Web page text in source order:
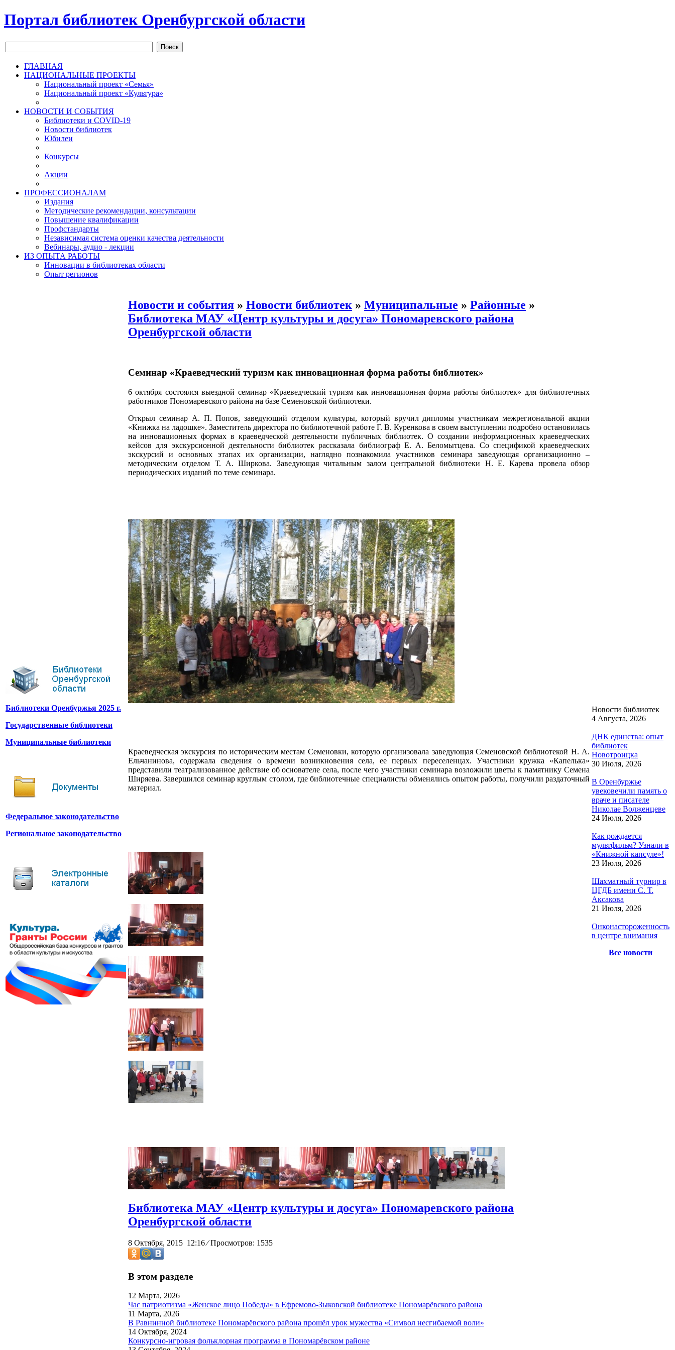
Портал библиотек Оренбургской области
Поиск
ГЛАВНАЯ
НАЦИОНАЛЬНЫЕ ПРОЕКТЫ
Национальный проект «Семья»
Национальный проект «Культура»
НОВОСТИ И СОБЫТИЯ
Библиотеки и COVID-19
Новости библиотек
Юбилеи
Конкурсы
Акции
ПРОФЕССИОНАЛАМ
Издания
Методические рекомендации, консультации
Повышение квалификации
Профстандарты
Независимая система оценки качества деятельности
Вебинары, аудио - лекции
ИЗ ОПЫТА РАБОТЫ
Инновации в библиотеках области
Опыт регионов
Библиотеки Оренбуржья 2025 г.
Государственные библиотеки
Муниципальные библиотеки
Федеральное законодательство
Региональное законодательство
Новости и события » Новости библиотек » Муниципальные » Районные »
Библиотека МАУ «Центр культуры и досуга» Пономаревского района
Оренбургской области
Семинар «Краеведческий туризм как инновационная форма работы библиотек»
6 октября состоялся выездной семинар «Краеведческий туризм как инновационная форма работы библиотек» для библиотечных
работников Пономаревского района на базе Семеновской библиотеки.
Открыл семинар А. П. Попов, заведующий отделом культуры, который вручил дипломы участникам межрегиональной акции
«Книжка на ладошке». Заместитель директора по библиотечной работе Г. В. Куренкова в своем выступлении подробно остановилась
на инновационных формах в краеведческой деятельности публичных библиотек. О создании информационных краеведческих
кейсов для экскурсионной деятельности библиотек рассказала библиограф Е. А. Беломытцева. Со спецификой краеведческих
экскурсий и основных этапах их организации, наглядно познакомила участников семинара заведующая организационно –
методическим отделом Т. А. Ширкова. Заведующая читальным залом центральной библиотеки Н. Е. Карева провела обзор
периодических изданий по теме семинара.
Краеведческая экскурсия по историческим местам Семеновки, которую организовала заведующая Семеновской библиотекой Н. А.
Ельчанинова, содержала сведения о времени возникновения села, ее первых переселенцах. Участники кружка «Капелька»
представили театрализованное действие об основателе села, после чего участники семинара возложили цветы к памятнику Семена
Ширяева. Завершился семинар круглым столом, где библиотечные специалисты обменялись опытом работы, получили раздаточный
материал.
Библиотека МАУ «Центр культуры и досуга» Пономаревского района
Оренбургской области
8 Октября, 2015 12:16⁄Просмотров: 1535
В этом разделе
12 Марта, 2026
Час патриотизма «Женское лицо Победы» в Ефремово-Зыковской библиотеке Пономарёвского района
11 Марта, 2026
В Равнинной библиотеке Пономарёвского района прошёл урок мужества «Символ несгибаемой воли»
14 Октября, 2024
Конкурсно-игровая фольклорная программа в Пономарёвском районе
Новости библиотек
4 Августа, 2026
ДНК единства: опыт
библиотек
Новотроицка
30 Июля, 2026
В Оренбуржье
увековечили память о
враче и писателе
Николае Волженцеве
24 Июля, 2026
Как рождается
мультфильм? Узнали в
«Книжной капсуле»!
23 Июля, 2026
Шахматный турнир в
ЦГДБ имени С. Т.
Аксакова
21 Июля, 2026
Онконастороженность
в центре внимания
Все новости